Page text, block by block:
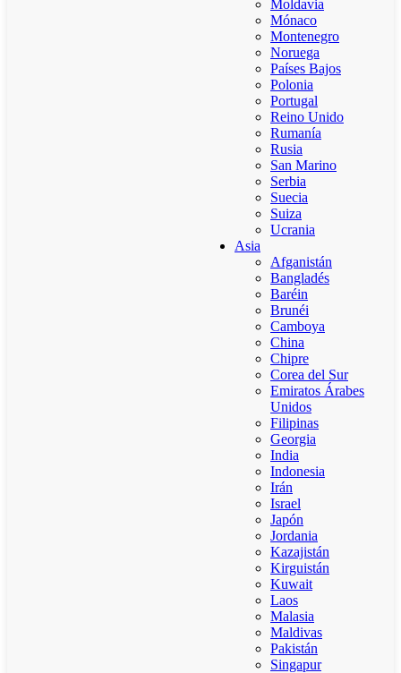
Moldavia
Mónaco
Montenegro
Noruega
Países Bajos
Polonia
Portugal
Reino Unido
Rumanía
Rusia
San Marino
Serbia
Suecia
Suiza
Ucrania
Asia
Afganistán
Bangladés
Baréin
Brunéi
Camboya
China
Chipre
Corea del Sur
Emiratos Árabes
Unidos
Filipinas
Georgia
India
Indonesia
Irán
Israel
Japón
Jordania
Kazajistán
Kirguistán
Kuwait
Laos
Malasia
Maldivas
Pakistán
Singapur